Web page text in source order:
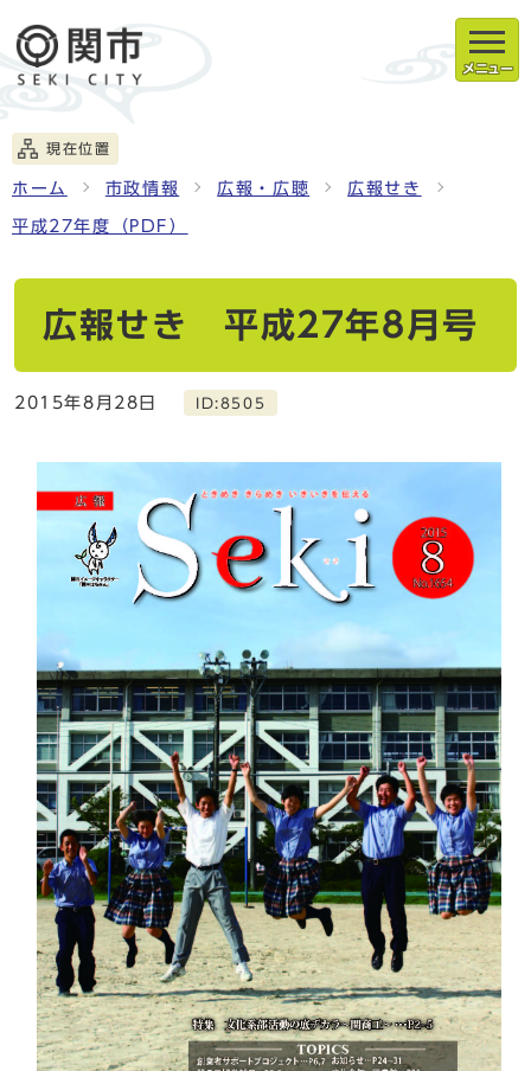
メニュー
現在位置
ホーム 市政情報 広報・広聴 広報せき
平成27年度（PDF）
広報せき 平成27年8月号
2015年8月28日 ID:8505